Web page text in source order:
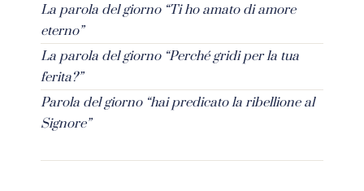
La parola del giorno “Ti ho amato di amore
eterno”
La parola del giorno “Perché gridi per la tua
ferita?”
Parola del giorno “hai predicato la ribellione al
Signore”